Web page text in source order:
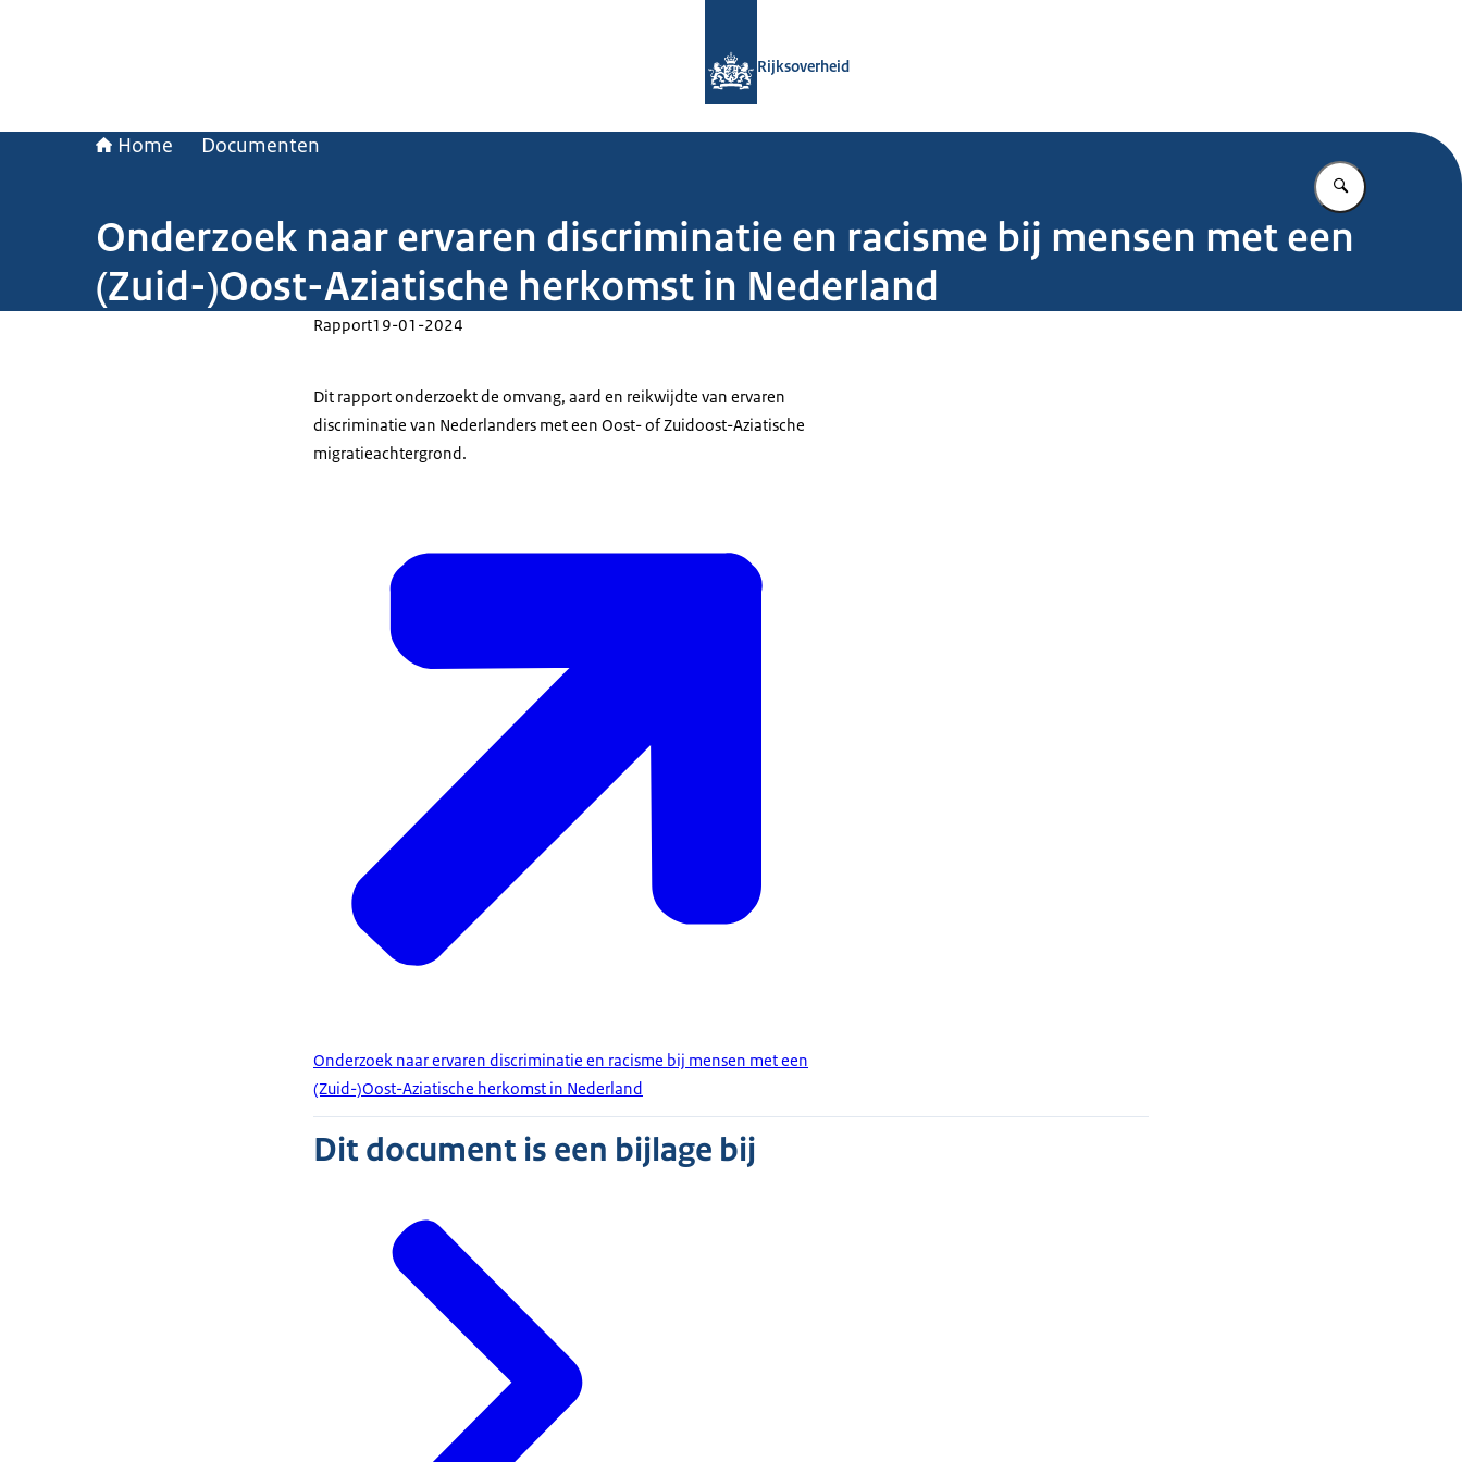
Rijksoverheid
Home Documenten
Vul in wat u
Onderzoek naar ervaren discriminatie en racisme bij mensen met een
(Zuid-)Oost-Aziatische herkomst in Nederland
Rapport19-01-2024
Dit rapport onderzoekt de omvang, aard en reikwijdte van ervaren
discriminatie van Nederlanders met een Oost- of Zuidoost-Aziatische
migratieachtergrond.
Onderzoek naar ervaren discriminatie en racisme bij mensen met een
(Zuid-)Oost-Aziatische herkomst in Nederland
Dit document is een bijlage bij